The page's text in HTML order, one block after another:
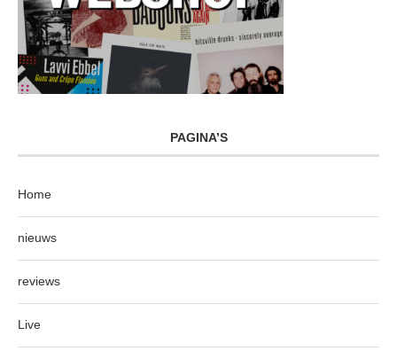
PAGINA’S
Home
nieuws
reviews
Live